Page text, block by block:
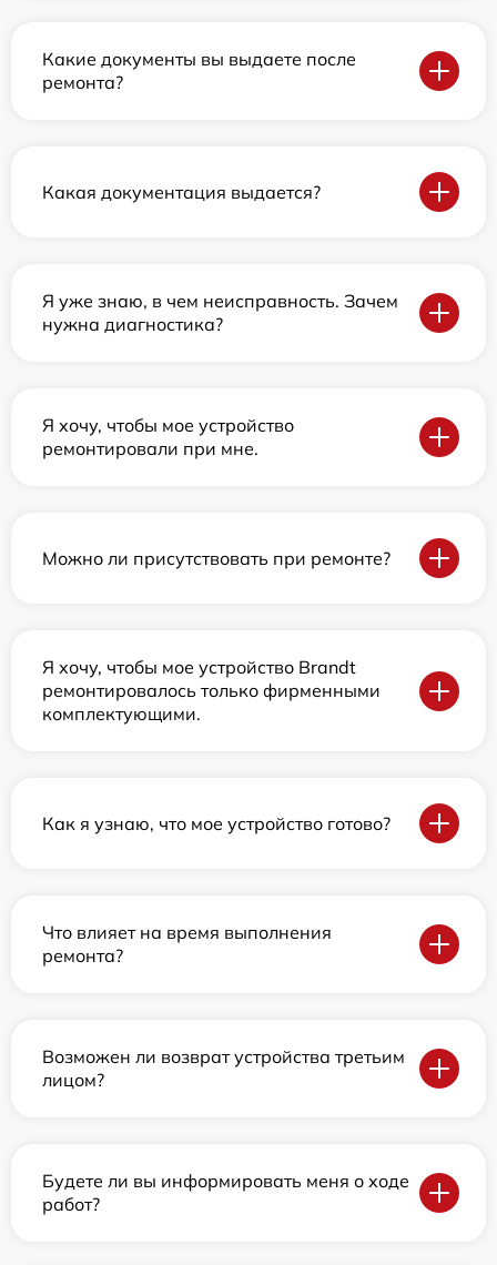
Какие документы вы выдаете после
ремонта?
Какая документация выдается?
Я уже знаю, в чем неисправность. Зачем
нужна диагностика?
Я хочу, чтобы мое устройство
ремонтировали при мне.
Можно ли присутствовать при ремонте?
Я хочу, чтобы мое устройство Brandt
ремонтировалось только фирменными
комплектующими.
Как я узнаю, что мое устройство готово?
Что влияет на время выполнения
ремонта?
Возможен ли возврат устройства третьим
лицом?
Будете ли вы информировать меня о ходе
работ?